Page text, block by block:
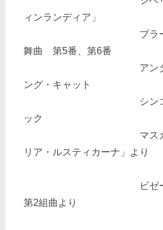
ィンランディア」
ブラームス／
舞曲 第5番、第6番
アンダーソン
ング・キャット
シンコペイテ
ック
マスカーニ／
リア・ルスティカーナ」より
〈間奏
ビゼー／「ア
第2組曲より
〈ファラ